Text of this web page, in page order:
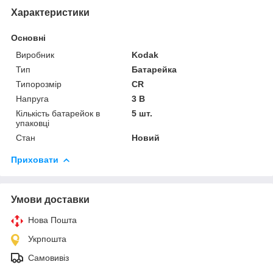
Характеристики
Основні
Виробник
Kodak
Тип
Батарейка
Типорозмір
CR
Напруга
3 В
Кількість батарейок в
упаковці
5 шт.
Стан Новий
Приховати
Умови доставки
Нова Пошта
Укрпошта
Самовивіз